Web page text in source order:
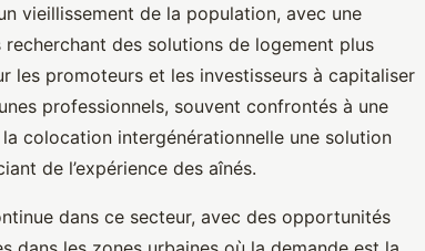
vieillissement de la population, avec une
des solutions de logement plus
les promoteurs et les investisseurs à capitaliser
professionnels, souvent confrontés à une
colocation intergénérationnelle une solution
de l’expérience des aînés.
dans ce secteur, avec des opportunités